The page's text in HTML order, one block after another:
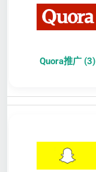
Quora推广 (3)